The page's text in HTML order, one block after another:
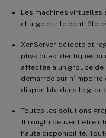
Les machines virtuelles
charge par le contrôle
XenServer détecte et
physiques identiques
affectée à un groupe de
démarrée sur n’importe
disponible dans le
Toutes les solutions
through) peuvent être
haute disponibilité.